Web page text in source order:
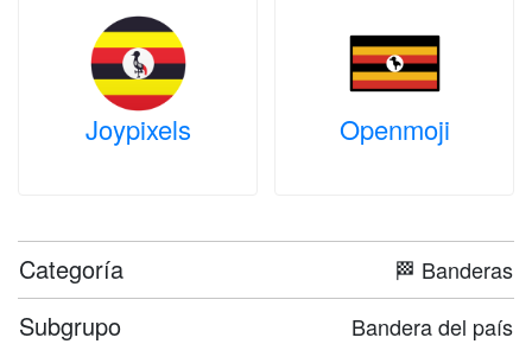
Joypixels Openmoji
Categoría 🏁 Banderas
Subgrupo Bandera del país